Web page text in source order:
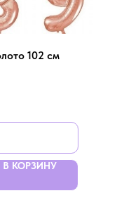
102 см
В КОРЗИНУ